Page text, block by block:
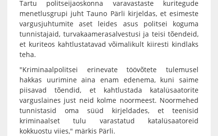
Tartu politseijaoskonna varavastaste kuritegude
menetlusgrupi juht Tauno Pärli kirjeldas, et esimeste
vargusjuhtumite aset leides asus politsei koguma
tunnistajaid, turvakaamerasalvestusi ja teisi tõendeid,
et kuriteos kahtlustatavad võimalikult kiiresti kindlaks
teha.
"Kriminaalpolitsei erinevate töövõtete tulemusel
hakkas uurimine aina enam edenema, kuni saime
piisavad tõendid, et kahtlustada katalüsaatorite
varguslaines just neid kolme noormeest. Noormehed
tunnistasid oma süüd kirjeldades, et teenisid
kriminaalset tulu varastatud katalüsaatoreid
kokkuostu viies," märkis Pärli.